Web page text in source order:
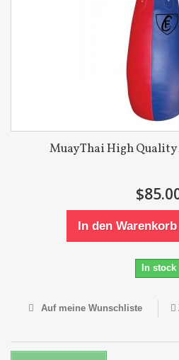
Muay Thai High
In den Warenkorb
In stock
Auf meine Wunschliste